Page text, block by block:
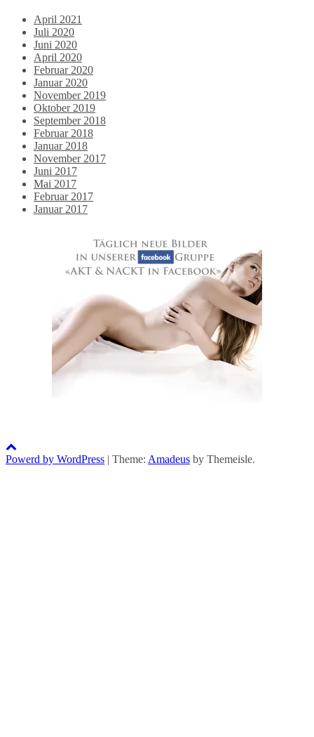
April 2021
Juli 2020
Juni 2020
April 2020
Februar 2020
Januar 2020
November 2019
Oktober 2019
September 2018
Februar 2018
Januar 2018
November 2017
Juni 2017
Mai 2017
Februar 2017
Januar 2017
Powerd by WordPress | Theme: Amadeus by Themeisle.